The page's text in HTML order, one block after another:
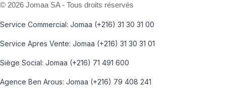
© 2026 Jomaa SA - Tous droits réservés
Service Commercial: Jomaa (+216) 31 30 31 00
Service Apres Vente: Jomaa (+216) 31 30 31 01
Siège Social: Jomaa (+216) 71 491 600
Agence Ben Arous: Jomaa (+216) 79 408 241